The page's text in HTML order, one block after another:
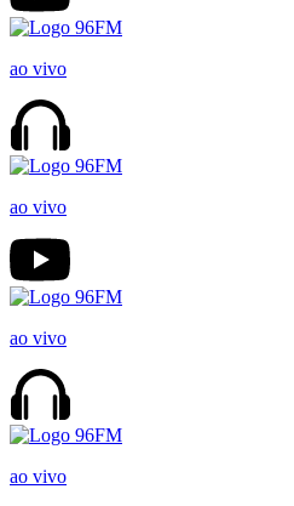
ao vivo
ao vivo
ao vivo
ao vivo